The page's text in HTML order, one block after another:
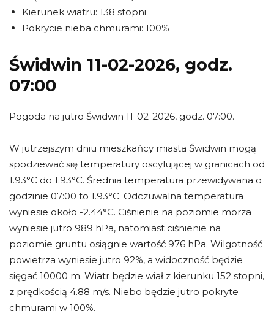
Kierunek wiatru: 138 stopni
Pokrycie nieba chmurami: 100%
Świdwin 11-02-2026, godz.
07:00
Pogoda na jutro Świdwin 11-02-2026, godz. 07:00.
W jutrzejszym dniu mieszkańcy miasta Świdwin mogą
spodziewać się temperatury oscylującej w granicach od
1.93°C do 1.93°C. Średnia temperatura przewidywana o
godzinie 07:00 to 1.93°C. Odczuwalna temperatura
wyniesie około -2.44°C. Ciśnienie na poziomie morza
wyniesie jutro 989 hPa, natomiast ciśnienie na
poziomie gruntu osiągnie wartość 976 hPa. Wilgotność
powietrza wyniesie jutro 92%, a widoczność będzie
sięgać 10000 m. Wiatr będzie wiał z kierunku 152 stopni,
z prędkością 4.88 m/s. Niebo będzie jutro pokryte
chmurami w 100%.